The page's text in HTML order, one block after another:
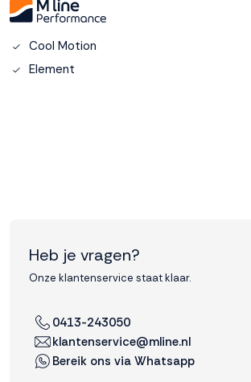
toestemming voor
onze marketing
cookies. Kies je voor
plaatsen we alleen
Cool Motion
Element
Heb je vragen?
Onze klantenservice staat klaar.
0413-243050
klantenservice@mline.nl
Bereik ons via Whatsapp